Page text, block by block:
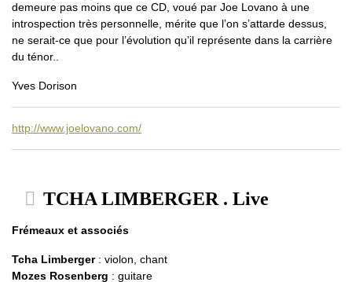
demeure pas moins que ce CD, voué par Joe Lovano à une
introspection très personnelle, mérite que l’on s’attarde dessus,
ne serait-ce que pour l’évolution qu’il représente dans la carrière
du ténor..
Yves Dorison
http://www.joelovano.com/
TCHA LIMBERGER . Live
Frémeaux et associés
Tcha Limberger: violon, chant
Mozes Rosenberg : guitare